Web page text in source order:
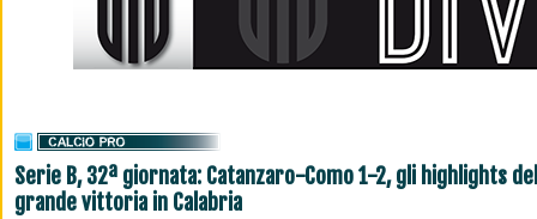
Serie B, 32ª giornata: Catanzaro-Como 1-2, gli highlights
grande vittoria in Calabria